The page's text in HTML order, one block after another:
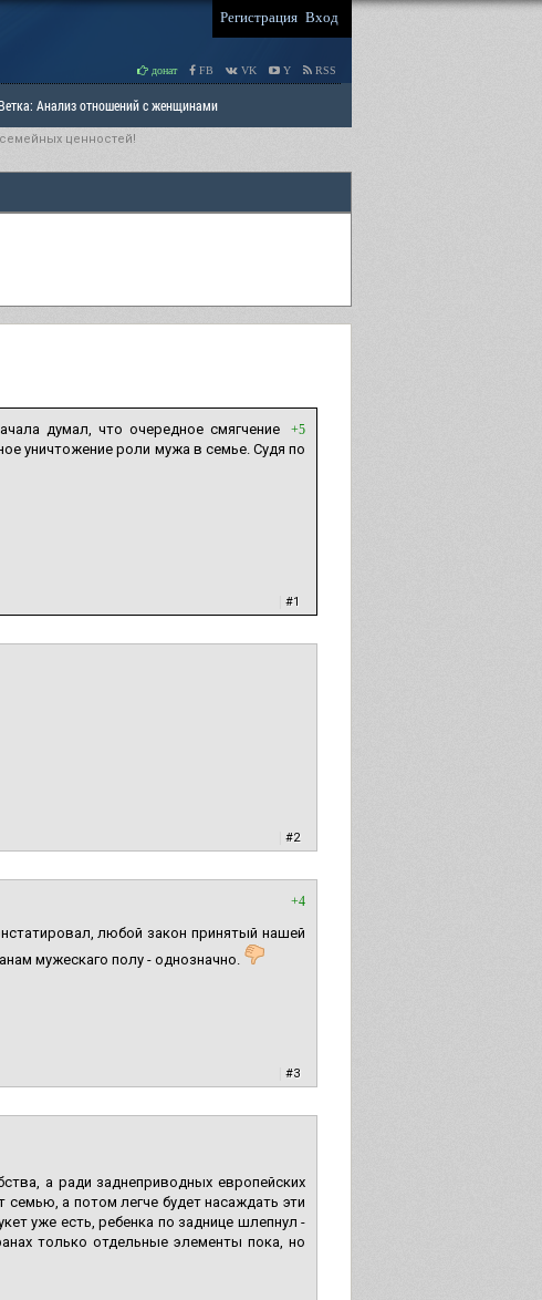
Регистрация Вход
донат FB VK Y RSS
Анализ отношений с женщинами
МД и права мужчин
ценностей!
+5
думал, что очередное смягчение
уничтожение роли мужа в семье. Судя по
#1
#2
+4
любой закон принятый нашей
мужескаго полу - однозначно.
#3
а ради заднеприводных европейских
а потом легче будет насаждать эти
уже есть, ребенка по заднице шлепнул -
только отдельные элементы пока, но